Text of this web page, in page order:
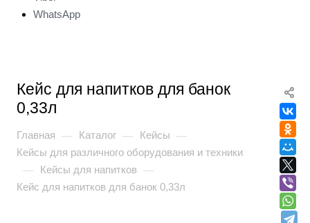
WhatsApp
Кейс для напитков для банок
0,33л
Главная — Каталог — Кейсы —
Кейсы для различного оборудования и техники
—
Кейсы для напитков —
Кейс для напитков для банок 0,33л